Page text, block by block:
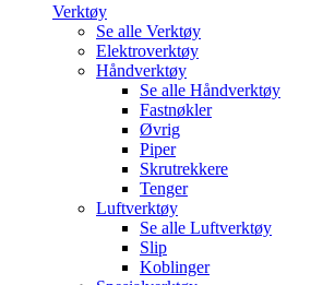
Verktøy
Se alle Verktøy
Elektroverktøy
Håndverktøy
Se alle Håndverktøy
Fastnøkler
Øvrig
Piper
Skrutrekkere
Tenger
Luftverktøy
Se alle Luftverktøy
Slip
Koblinger